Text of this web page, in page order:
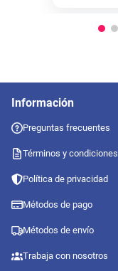
Información
Preguntas frecuentes
Términos y condiciones
Política de privacidad
Métodos de pago
Métodos de envío
Trabaja con nosotros